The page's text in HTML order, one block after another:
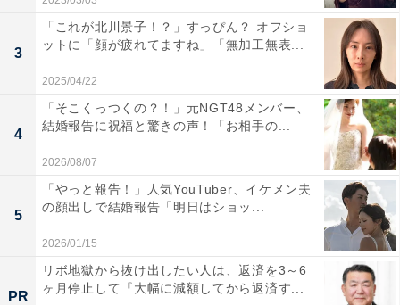
3
「これが北川景子！？」すっぴん？ オフショ
ットに「顔が疲れてますね」「無加工無表...
2025/04/22
4
「そこくっつくの？！」元NGT48メンバー、
結婚報告に祝福と驚きの声！「お相手の...
2026/08/07
5
「やっと報告！」人気YouTuber、イケメン夫
の顔出しで結婚報告「明日はショッ...
2026/01/15
PR
リボ地獄から抜け出したい人は、返済を3～6
ヶ月停止して『大幅に減額してから返済す...